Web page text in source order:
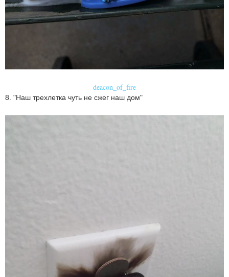
deacon_of_fire
8. "Наш трехлетка чуть не сжег наш дом"